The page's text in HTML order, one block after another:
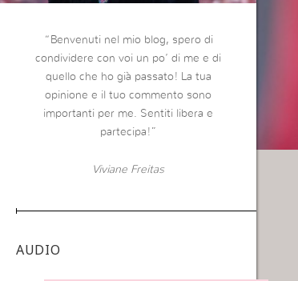
“Benvenuti nel mio blog, spero di
condividere con voi un po’ di me e di
quello che ho già passato! La tua
opinione e il tuo commento sono
importanti per me. Sentiti libera e
partecipa!”
Viviane Freitas
AUDIO